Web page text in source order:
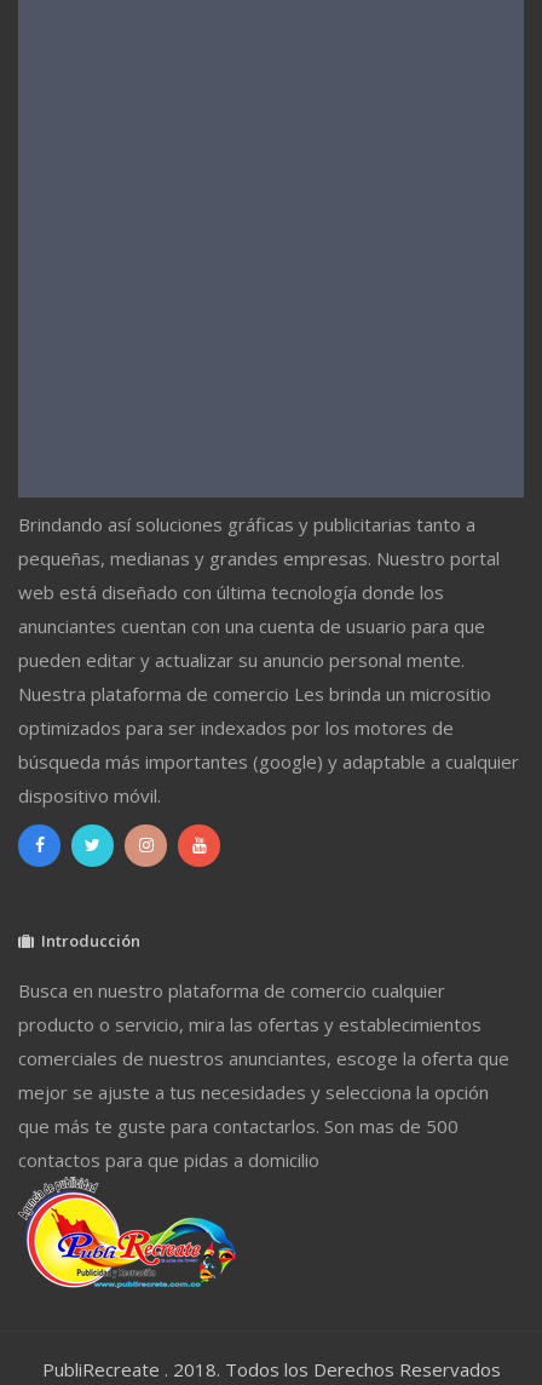
Brindando así soluciones gráficas y publicitarias tanto a
pequeñas, medianas y grandes empresas. Nuestro portal
web está diseñado con última tecnología donde los
anunciantes cuentan con una cuenta de usuario para que
pueden editar y actualizar su anuncio personal mente.
Nuestra plataforma de comercio Les brinda un micrositio
optimizados para ser indexados por los motores de
búsqueda más importantes (google) y adaptable a cualquier
dispositivo móvil.
Introducción
Busca en nuestro plataforma de comercio cualquier
producto o servicio, mira las ofertas y establecimientos
comerciales de nuestros anunciantes, escoge la oferta que
mejor se ajuste a tus necesidades y selecciona la opción
que más te guste para contactarlos. Son mas de 500
contactos para que pidas a domicilio
PubliRecreate . 2018. Todos los Derechos Reservados